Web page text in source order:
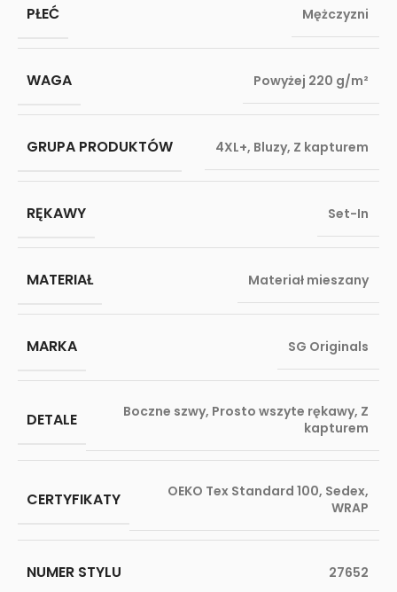
PŁEĆ Mężczyzni
WAGA Powyżej 220 g/m²
GRUPA PRODUKTÓW 4XL+, Bluzy, Z kapturem
RĘKAWY Set-In
MATERIAŁ Materiał mieszany
MARKA SG Originals
DETALE Boczne szwy, Prosto wszyte rękawy, Z
kapturem
CERTYFIKATY OEKO Tex Standard 100, Sedex,
WRAP
NUMER STYLU 27652